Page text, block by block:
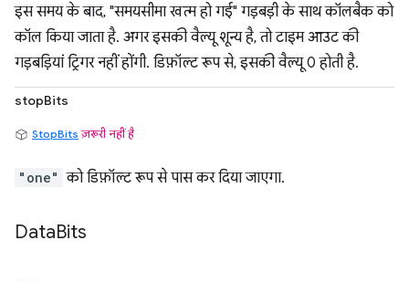
इस समय के बाद, "समयसीमा खत्म हो गई" गड़बड़ी के साथ कॉलबैक को
कॉल किया जाता है. अगर इसकी वैल्यू शून्य है, तो टाइम आउट की
गड़बड़ियां ट्रिगर नहीं होंगी. डिफ़ॉल्ट रूप से, इसकी वैल्यू 0 होती है.
stopBits
StopBits ज़रूरी नहीं है
"one" को डिफ़ॉल्ट रूप से पास कर दिया जाएगा.
DataBits